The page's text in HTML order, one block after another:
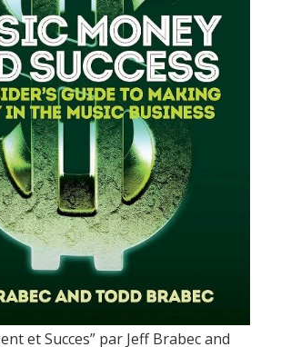
et Succes” par Jeff Brabec and